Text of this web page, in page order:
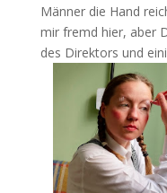
Männer die Hand
mir fremd hier, aber
des Direktors und